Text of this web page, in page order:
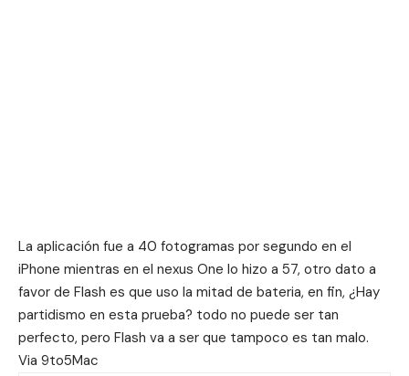
La aplicación fue a 40 fotogramas por segundo en el
iPhone mientras en el nexus One lo hizo a 57, otro dato a
favor de Flash es que uso la mitad de bateria, en fin, ¿Hay
partidismo en esta prueba? todo no puede ser tan
perfecto, pero Flash va a ser que tampoco es tan malo.
Via 9to5Mac